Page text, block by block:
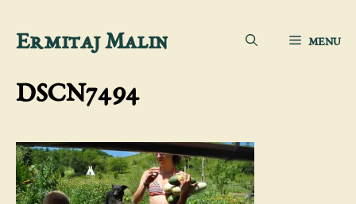
Sari
conținut
Ermitaj Malin MENU
DSCN7494